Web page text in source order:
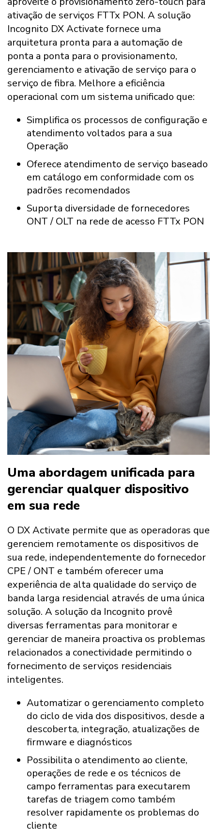
ativação de serviços FTTx PON. A solução
Incognito DX Activate fornece uma
arquitetura pronta para a automação de
ponta a ponta para o provisionamento,
gerenciamento e ativação de serviço para o
serviço de fibra. Melhore a eficiência
operacional com um sistema unificado que:
Simplifica os processos de configuração e
atendimento voltados para a sua
Operação
Oferece atendimento de serviço baseado
em catálogo em conformidade com os
padrões recomendados
Suporta diversidade de fornecedores
ONT / OLT na rede de acesso FTTx PON
Uma abordagem unificada para
gerenciar qualquer dispositivo
em sua rede
O DX Activate permite que as operadoras que
gerenciem remotamente os dispositivos de
sua rede, independentemente do fornecedor
CPE / ONT e também oferecer uma
experiência de alta qualidade do serviço de
banda larga residencial através de uma única
solução. A solução da Incognito provê
diversas ferramentas para monitorar e
gerenciar de maneira proactiva os problemas
relacionados a conectividade permitindo o
fornecimento de serviços residenciais
inteligentes.
Automatizar o gerenciamento completo
do ciclo de vida dos dispositivos, desde a
descoberta, integração, atualizações de
firmware e diagnósticos
Possibilita o atendimento ao cliente,
operações de rede e os técnicos de
campo ferramentas para executarem
tarefas de triagem como também
resolver rapidamente os problemas do
cliente